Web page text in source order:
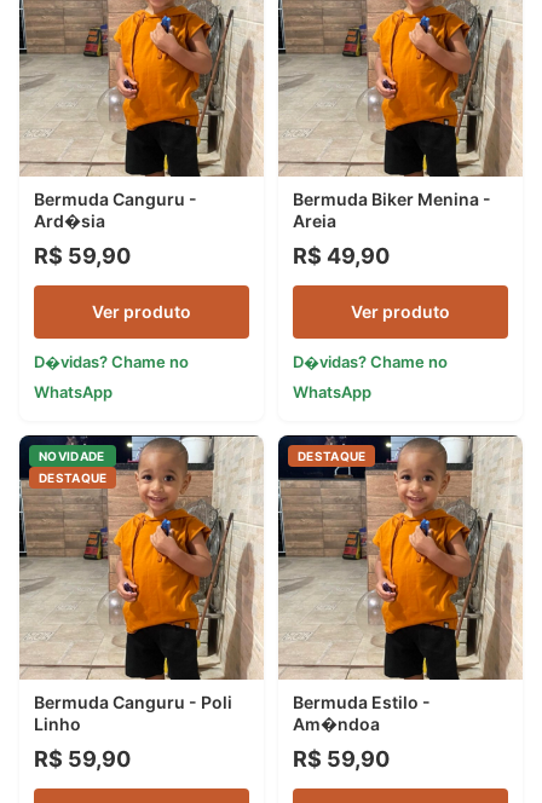
Bermuda Canguru -
Ard�sia
R$ 59,90
Ver produto
D�vidas? Chame no
WhatsApp
Bermuda Biker Menina -
Areia
R$ 49,90
Ver produto
D�vidas? Chame no
WhatsApp
NOVIDADE
DESTAQUE
Bermuda Canguru - Poli
Linho
R$ 59,90
DESTAQUE
Bermuda Estilo -
Am�ndoa
R$ 59,90